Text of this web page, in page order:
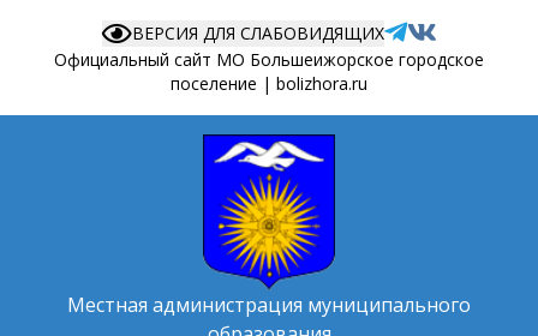
Официальный сайт МО Большеижорское городское
поселение | bolizhora.ru
ВЕРСИЯ ДЛЯ СЛАБОВИДЯЩИХ
Местная администрация муниципального